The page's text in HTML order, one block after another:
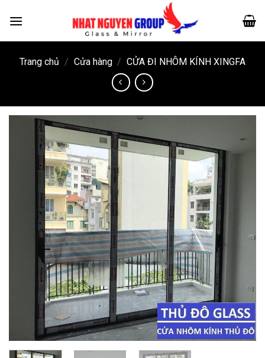
Trang chủ / Cửa hàng / CỬA ĐI NHÔM KÍNH XINGFA